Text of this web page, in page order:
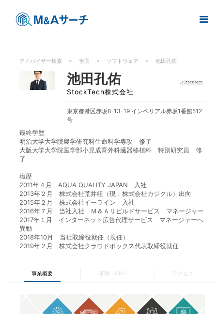
アドバイザー検索 全国 ソフトウェア 池田孔佑
池田孔佑
StockTech株式会社
東京都港区赤坂8-13-19 インペリアル赤坂1番館512
号
最終学歴
明治大学大学院農学研究科生命科学専攻 修了
大阪大学大学院医学部小児成育外科臓器移植科 特別研究員 修
了
職歴
2011年４月 AQUA QUALITY JAPAN 入社
2013年２月 株式会社荒井組（現：株式会社カジクル）出向
2015年２月 株式会社イーライン 入社
2016年７月 当社入社 Ｍ＆Ａリビルドサービス マネージャー
2017年１月 インターネット広告代理サービス マネージャーへ
異動
2018年10月 当社取締役就任（現任）
2019年２月 株式会社クラウドボックス代表取締役就任
事業概要 事例・Q&A アクセス